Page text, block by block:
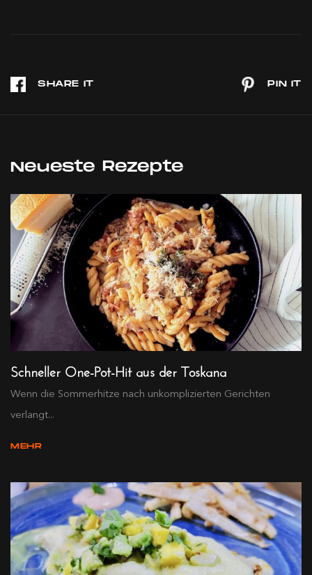
Neueste Rezepte
Schneller One-Pot-Hit aus der Toskana
Wenn die Sommerhitze nach unkomplizierten Gerichten
verlangt...
MEHR